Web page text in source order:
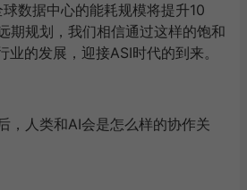
数据中心的能耗规模将提升10
期规划，我们相信通过这样的饱和
的发展，迎接ASI时代的到来。
，人类和AI会是怎么样的协作关